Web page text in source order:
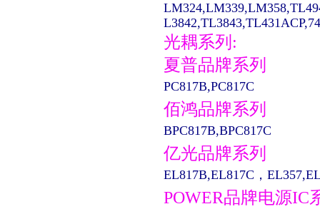
光耦系列:
夏普品牌系列
PC817B,PC817C
佰鸿品牌系列
BPC817B,BPC817C
亿光品牌系列
EL817B,EL817C，
POWER品牌电源IC